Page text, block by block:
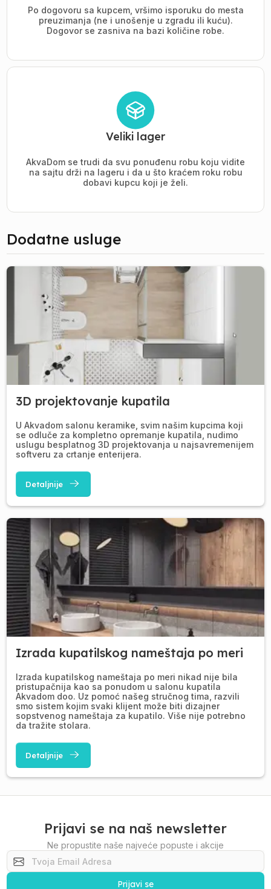
Po dogovoru sa kupcem, vršimo isporuku do mesta
preuzimanja (ne i unošenje u zgradu ili kuću).
Dogovor se zasniva na bazi količine robe.
Veliki lager
AkvaDom se trudi da svu ponuđenu robu koju vidite
na sajtu drži na lageru i da u što kraćem roku robu
dobavi kupcu koji je želi.
Dodatne usluge
3D projektovanje kupatila
U Akvadom salonu keramike, svim našim kupcima koji
se odluče za kompletno opremanje kupatila, nudimo
uslugu besplatnog 3D projektovanja u najsavremenijem
softveru za crtanje enterijera.
Detaljnije
Izrada kupatilskog nameštaja po meri
Izrada kupatilskog nameštaja po meri nikad nije bila
pristupačnija kao sa ponudom u salonu kupatila
Akvadom doo. Uz pomoć našeg stručnog tima, razvili
smo sistem kojim svaki klijent može biti dizajner
sopstvenog nameštaja za kupatilo. Više nije potrebno
da tražite stolara.
Detaljnije
Prijavi se na naš newsletter
Ne propustite naše najveće popuste i akcije
Prijavi se